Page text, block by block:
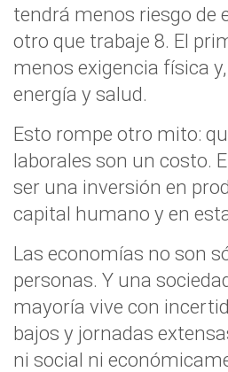
tendrá menos riesgo de
otro que trabaje 8. El
menos exigencia física
energía y salud.
Esto rompe otro mito:
laborales son un costo.
ser una inversión en
capital humano y en
Las economías no son
personas. Y una
mayoría vive con
bajos y jornadas
ni social ni